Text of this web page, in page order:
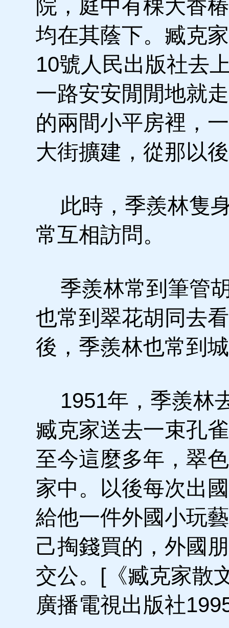
院，庭中有棵大香
均在其蔭下。臧克
10號人民出版社去
一路安安閒閒地就
的兩間小平房裡，
大街擴建，從那以
此時，季羨林隻
常互相訪問。
季羨林常到筆管
也常到翠花胡同去
後，季羨林也常到
1951年，季羨林
臧克家送去一束孔
至今這麼多年，翠
家中。以後每次出
給他一件外國小玩
己掏錢買的，外國
交公。[《臧克家散
廣播電視出版社